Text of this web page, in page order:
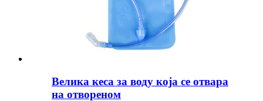
Велика кеса за воду која се отвара
на отвореном